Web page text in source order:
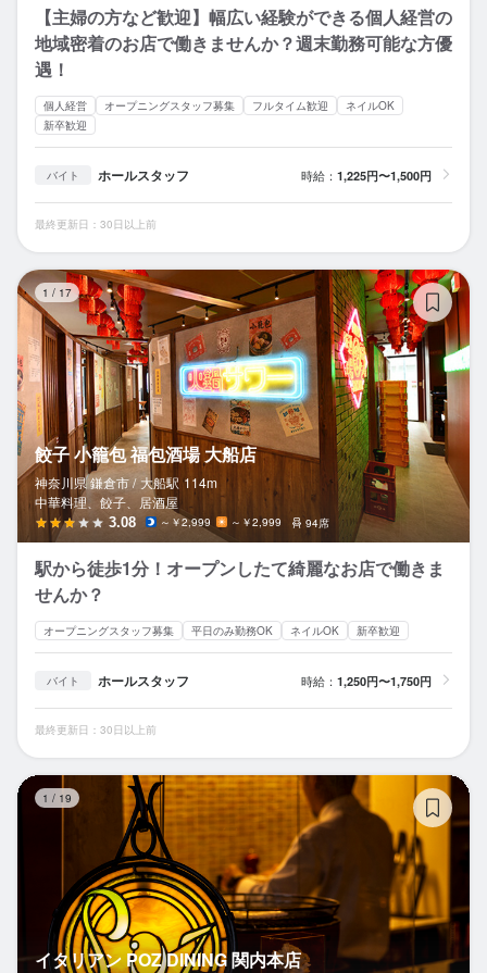
【主婦の方など歓迎】幅広い経験ができる個人経営の
地域密着のお店で働きませんか？週末勤務可能な方優
遇！
個人経営 オープニングスタッフ募集 フルタイム歓迎
ネイルOK
新卒歓迎
バイト ホールスタッフ 時給： 1,225円〜1,500円
最終更新日：30日以上前
1 / 17
餃子 小籠包 福包酒場 大船店
神奈川県 鎌倉市 / 大船駅 114m
中華料理、餃子、居酒屋
3.08 ～￥2,999 ～￥2,999 94席
駅から徒歩1分！オープンしたて綺麗なお店で働きま
せんか？
オープニングスタッフ募集 平日のみ勤務OK ネイルOK 新卒歓迎
バイト ホールスタッフ 時給： 1,250円〜1,750円
最終更新日：30日以上前
1 / 19
イタリアン POZ DINING 関内本店